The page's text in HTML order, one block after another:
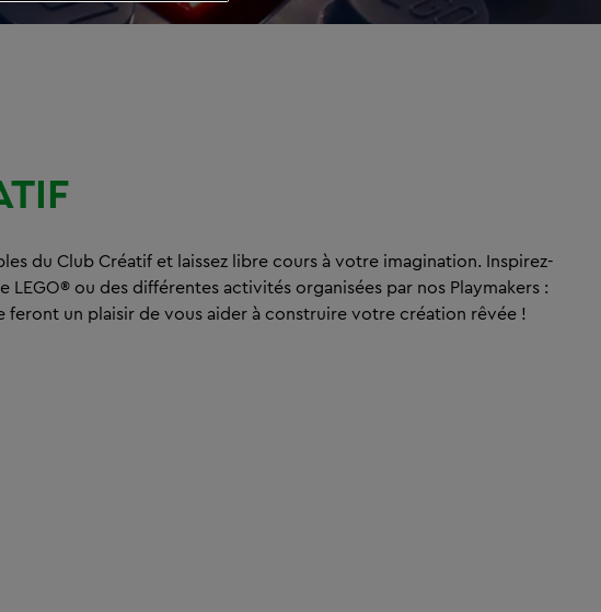
du Club Créatif et laissez libre cours à votre imagination. Inspirez-
LEGO® ou des différentes activités organisées par nos Playmakers :
feront un plaisir de vous aider à construire votre création rêvée !